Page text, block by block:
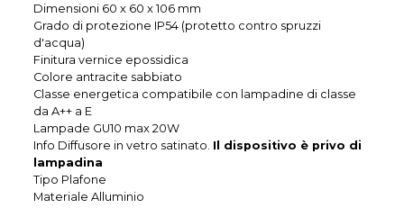
Dimensioni 60 x 60 x 106 mm
Grado di protezione IP54 (protetto contro spruzzi
d'acqua)
Finitura vernice epossidica
Colore antracite sabbiato
Classe energetica compatibile con lampadine di classe
da A++ a E
Lampade GU10 max 20W
Info Diffusore in vetro satinato. Il dispositivo è privo di
lampadina
Tipo Plafone
Materiale Alluminio